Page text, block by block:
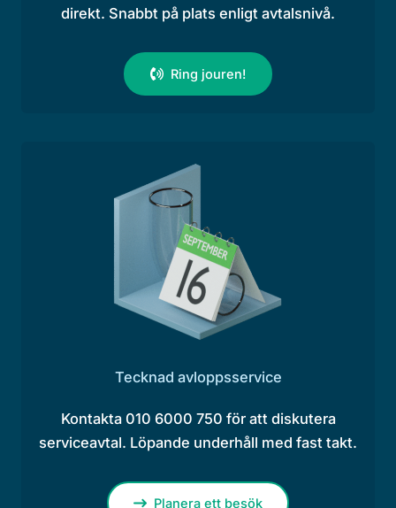
direkt. Snabbt på plats enligt avtalsnivå.
Ring jouren!
Tecknad avloppsservice
Kontakta 010 6000 750 för att diskutera
serviceavtal. Löpande underhåll med fast takt.
Planera ett besök